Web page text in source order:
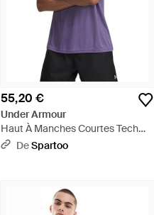
55,20 €
Under Armour
Haut À Manches Courtes Tech
Taping Pour Homme Mauve Luxe
DeSpartoo